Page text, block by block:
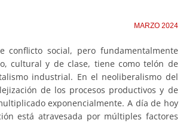
MARZO 2024
conflicto social, pero fundamentalmente
cultural y de clase, tiene como telón de
industrial. En el neoliberalismo del
de los procesos productivos y de
exponencialmente. A día de hoy
está atravesada por múltiples factores